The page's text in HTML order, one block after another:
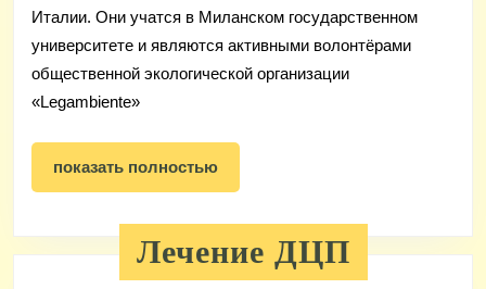
Италии. Они учатся в Миланском государственном
университете и являются активными волонтёрами
общественной экологической организации
«Legambiente»
показать полностьюпоказать
полностью
Лечение ДЦП